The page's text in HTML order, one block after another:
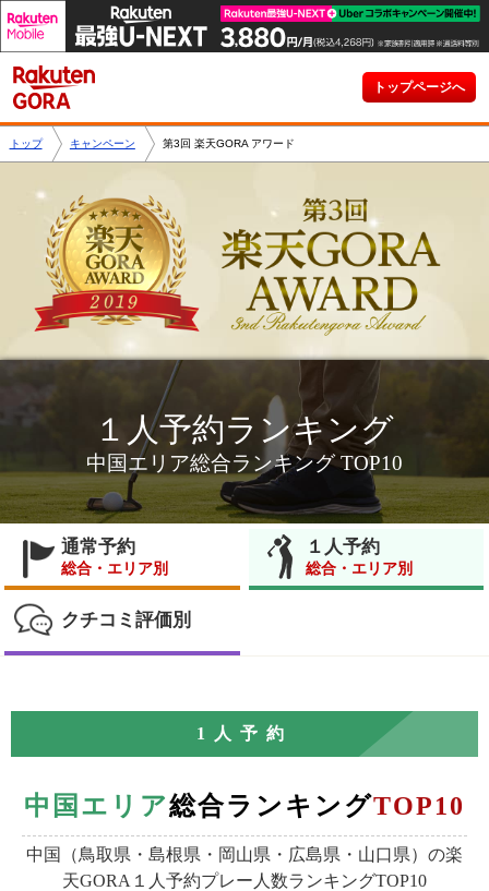
トップページへ
トップ キャンペーン 第3回 楽天GORA アワード
１人予約ランキング
中国エリア総合ランキング TOP10
通常予約
総合・エリア別
１人予約
総合・エリア別
クチコミ評価別
1人予約
中国エリア総合ランキングTOP10
中国（鳥取県・島根県・岡山県・広島県・山口県）の楽
天GORA１人予約プレー人数ランキングTOP10